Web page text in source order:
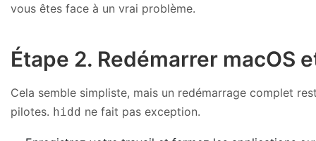
vous êtes face à un vrai problème.
Étape 2. Redémarrer macOS
Cela semble simpliste, mais un redémarrage complet
pilotes. hidd ne fait pas exception.